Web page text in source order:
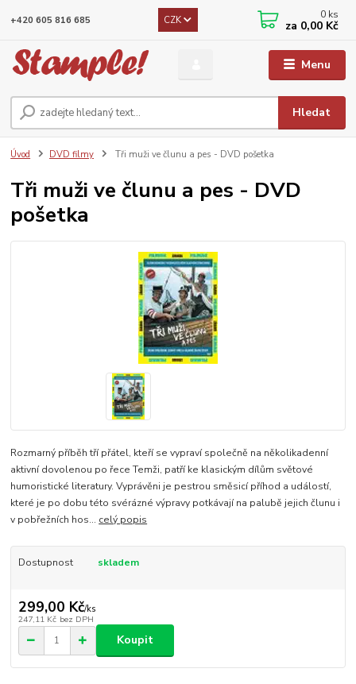
Menu
CZK
Hledat
+420 605 816 685 0 ks
za 0,00 Kč
Úvod DVD filmy Tři muži ve člunu a pes - DVD pošetka
Tři muži ve člunu a pes - DVD
pošetka
Rozmarný příběh tří přátel, kteří se vypraví společně na několikadenní
aktivní dovolenou po řece Temži, patří ke klasickým dílům světové
humoristické literatury. Vyprávěni je pestrou směsicí příhod a událostí,
které je po dobu této svérázné výpravy potkávají na palubě jejich člunu i
v pobřežních hos... celý popis
Dostupnost skladem
299,00 Kč/ks
247,11 Kč bez DPH
Koupit